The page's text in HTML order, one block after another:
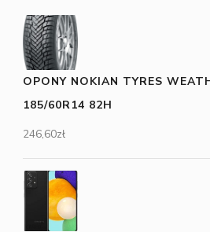
OPONY NOKIAN TYRES
185/60R14 82H
246,60zł